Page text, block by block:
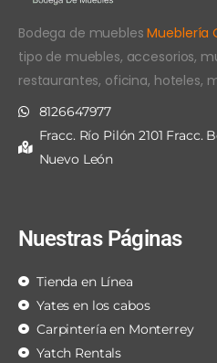
Bodega de mueblesMueblería
tipo de muebles, accesorios,
restaurantes, oficina, hoteles,
8126647977
Fracc. Río Pilón 2101 Fracc.
Nuevo León
Nuestras Páginas
Tienda en Línea
Yates en los cabos
Carpintería en Monterrey
Yatch Rentals